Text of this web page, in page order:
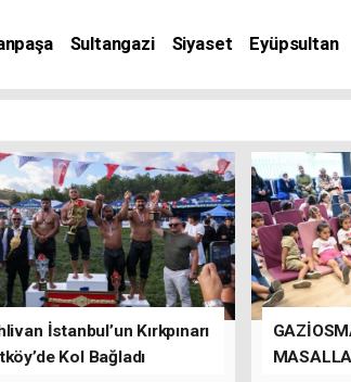
Sultangazi Siyaset Eyüpsultan
İstanbul’un Kırkpınarı
Kol Bağladı